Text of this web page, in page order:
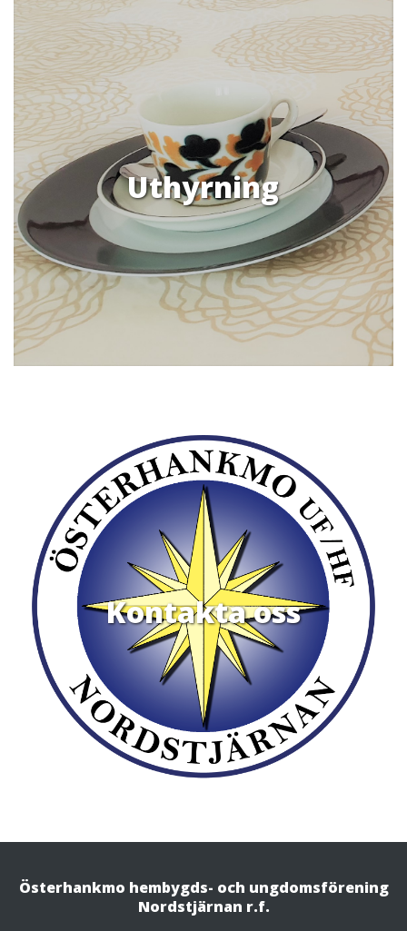
Uthyrning
Kontakta oss
Österhankmo hembygds- och ungdomsförening
Nordstjärnan r.f.